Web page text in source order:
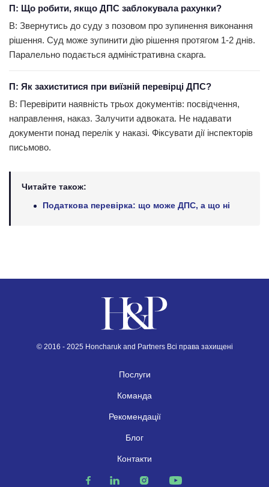
П: Що робити, якщо ДПС заблокувала рахунки?
В: Звернутись до суду з позовом про зупинення виконання
рішення. Суд може зупинити дію рішення протягом 1-2 днів.
Паралельно подається адміністративна скарга.
П: Як захиститися при виїзній перевірці ДПС?
В: Перевірити наявність трьох документів: посвідчення,
направлення, наказ. Залучити адвоката. Не надавати
документи понад перелік у наказі. Фіксувати дії інспекторів
письмово.
Читайте також:
Податкова перевірка: що може ДПС, а що ні
© 2016 - 2025 Honcharuk and Partners Всі права захищені
Послуги
Команда
Рекомендації
Блог
Контакти